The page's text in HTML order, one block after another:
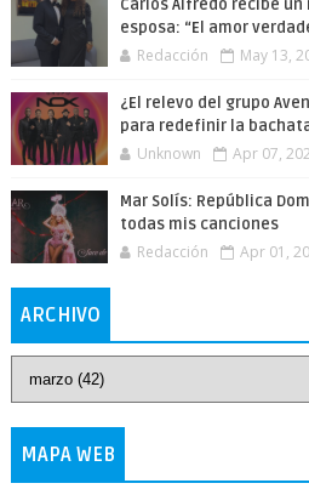
Carlos Alfredo recibe
esposa: “El amor
Redacción May 13,
¿El relevo del grupo
para redefinir la
Unknown Apr 07,
Mar Solís: República
todas mis canciones
Redacción Apr 01,
ARCHIVO
MAPA WEB